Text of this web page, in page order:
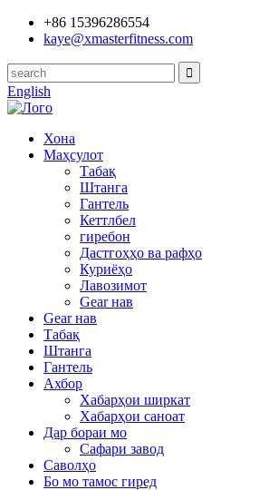
+86 15396286554
kaye@xmasterfitness.com
English
Хона
Маҳсулот
Табақ
Штанга
Гантель
Кеттлбел
гиребон
Дастгоҳҳо ва рафҳо
Куриёҳо
Лавозимот
Gear нав
Gear нав
Табақ
Штанга
Гантель
Ахбор
Хабарҳои ширкат
Хабарҳои саноат
Дар бораи мо
Сафари завод
Саволҳо
Бо мо тамос гиред